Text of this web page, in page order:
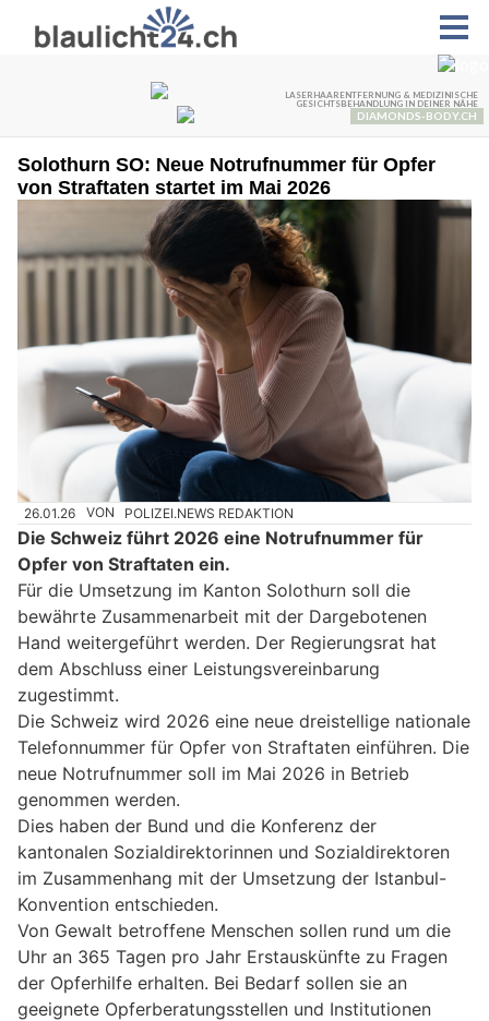
Solothurn SO: Neue Notrufnummer für Opfer
von Straftaten startet im Mai 2026
26.01.26 VON POLIZEI.NEWS REDAKTION
Die Schweiz führt 2026 eine Notrufnummer für
Opfer von Straftaten ein.
Für die Umsetzung im Kanton Solothurn soll die
bewährte Zusammenarbeit mit der Dargebotenen
Hand weitergeführt werden. Der Regierungsrat hat
dem Abschluss einer Leistungsvereinbarung
zugestimmt.
Die Schweiz wird 2026 eine neue dreistellige nationale
Telefonnummer für Opfer von Straftaten einführen. Die
neue Notrufnummer soll im Mai 2026 in Betrieb
genommen werden.
Dies haben der Bund und die Konferenz der
kantonalen Sozialdirektorinnen und Sozialdirektoren
im Zusammenhang mit der Umsetzung der Istanbul-
Konvention entschieden.
Von Gewalt betroffene Menschen sollen rund um die
Uhr an 365 Tagen pro Jahr Erstauskünfte zu Fragen
der Opferhilfe erhalten. Bei Bedarf sollen sie an
geeignete Opferberatungsstellen und Institutionen